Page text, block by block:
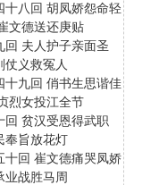
十八回 胡凤娇怨命轻
文德送还庚贴
回 夫人护子亲面圣
仗义救冤人
十九回 俏书生思谐佳
烈女投江全节
回 贫汉受恩得武职
奉旨放花灯
十回 崔文德痛哭凤娇
业战胜马周